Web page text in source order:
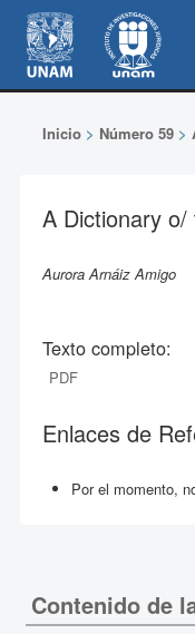
Inicio> Número 59>
A Dictionary
Aurora Arnáiz Amigo
Texto completo:
PDF
Enlaces de
Por el momento,
Contenido de